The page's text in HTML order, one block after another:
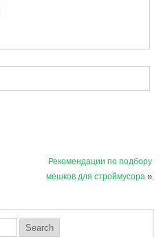
Рекомендации по подбору
мешков для строймусора »